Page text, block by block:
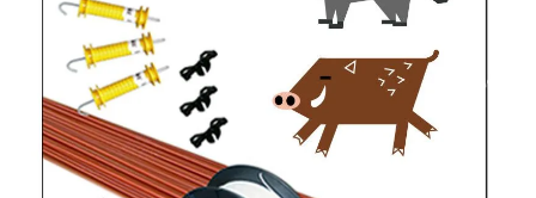
商品カテゴリから選ぶ
電気柵
トレイルカメラ（セン
箱わな
（アライグマ・ハ
クビシン・ネズミ等）